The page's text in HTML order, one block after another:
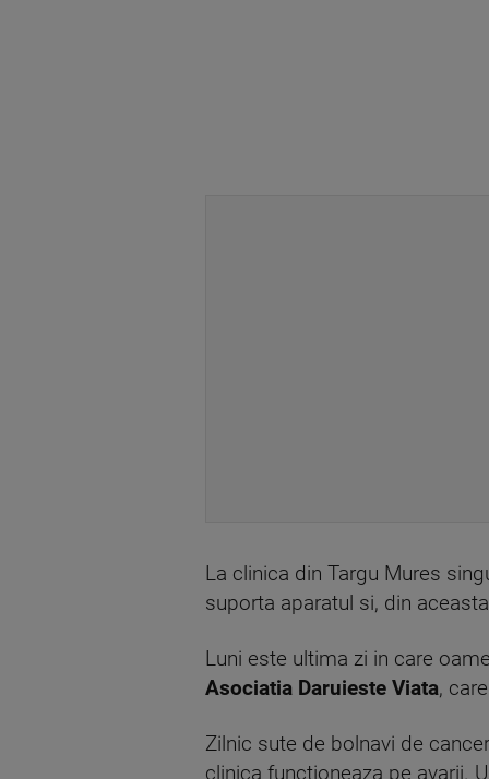
La clinica din Targu Mures
suporta aparatul si, din
Luni este ultima zi in care
Asociatia Daruieste Viata,
Zilnic sute de bolnavi de
clinica functioneaza pe avarii.